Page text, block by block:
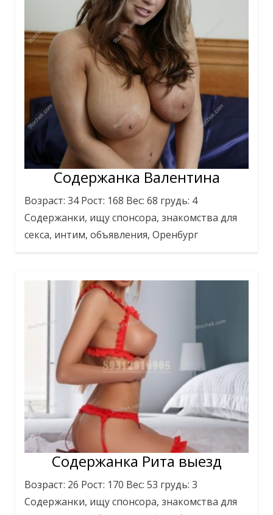
Содержанка Валентина
Возраст: 34 Рост: 168 Вес: 68 грудь: 4
Содержанки, ищу спонсора, знакомства для
секса, интим, объявления, Оренбург
Содержанка Рита выезд
Возраст: 26 Рост: 170 Вес: 53 грудь: 3
Содержанки, ищу спонсора, знакомства для